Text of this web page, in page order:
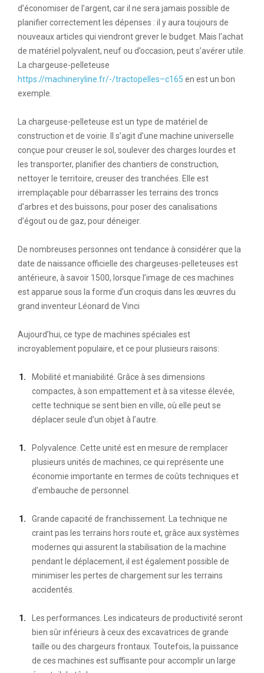
d’économiser de l’argent, car il ne sera jamais possible de
planifier correctement les dépenses : il y aura toujours de
nouveaux articles qui viendront grever le budget. Mais l’achat
de matériel polyvalent, neuf ou d’occasion, peut s’avérer utile.
La chargeuse-pelleteuse
https://machineryline.fr/-/tractopelles–c165 en est un bon
exemple.
La chargeuse-pelleteuse est un type de matériel de
construction et de voirie. Il s’agit d’une machine universelle
conçue pour creuser le sol, soulever des charges lourdes et
les transporter, planifier des chantiers de construction,
nettoyer le territoire, creuser des tranchées. Elle est
irremplaçable pour débarrasser les terrains des troncs
d’arbres et des buissons, pour poser des canalisations
d’égout ou de gaz, pour déneiger.
De nombreuses personnes ont tendance à considérer que la
date de naissance officielle des chargeuses-pelleteuses est
antérieure, à savoir 1500, lorsque l’image de ces machines
est apparue sous la forme d’un croquis dans les œuvres du
grand inventeur Léonard de Vinci
Aujourd’hui, ce type de machines spéciales est
incroyablement populaire, et ce pour plusieurs raisons:
Mobilité et maniabilité. Grâce à ses dimensions
compactes, à son empattement et à sa vitesse élevée,
cette technique se sent bien en ville, où elle peut se
déplacer seule d’un objet à l’autre.
Polyvalence. Cette unité est en mesure de remplacer
plusieurs unités de machines, ce qui représente une
économie importante en termes de coûts techniques et
d’embauche de personnel.
Grande capacité de franchissement. La technique ne
craint pas les terrains hors route et, grâce aux systèmes
modernes qui assurent la stabilisation de la machine
pendant le déplacement, il est également possible de
minimiser les pertes de chargement sur les terrains
accidentés.
Les performances. Les indicateurs de productivité seront
bien sûr inférieurs à ceux des excavatrices de grande
taille ou des chargeurs frontaux. Toutefois, la puissance
de ces machines est suffisante pour accomplir un large